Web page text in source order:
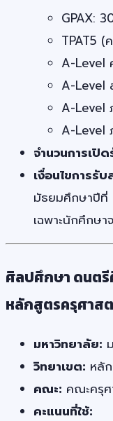
GPAX:
TPAT5
A-Level
A-Level
A-Level
A-Level
จำนวนการเปิ
เงื่อนไขการรั
มัธยมศึกษาปีที่
เฉพาะนักศึกษ
ศิลปศึกษา ดนต
หลักสูตรครุศา
มหาวิทยาลัย:
วิทยาเขต: หลัก
คณะ: คณะครุ
คะแนนที่ใช้: